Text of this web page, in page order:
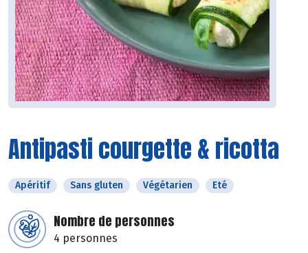
Antipasti courgette & ricotta
Apéritif Sans gluten Végétarien Eté
Nombre de personnes
4 personnes